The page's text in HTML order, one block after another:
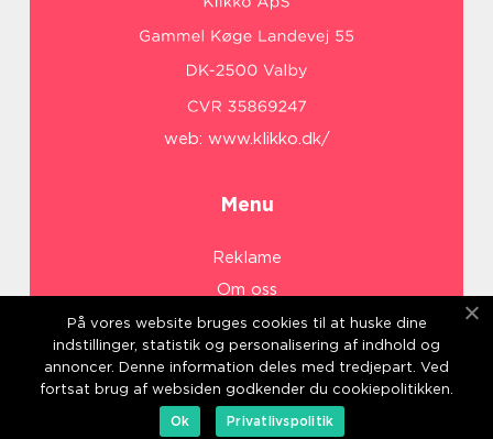
web: www.klikko.dk/
Menu
Reklame
Om oss
Cookies
Kontakt Oss
Sitemap
På vores website bruges cookies til at huske dine
indstillinger, statistik og personalisering af indhold og
annoncer. Denne information deles med tredjepart. Ved
fortsat brug af websiden godkender du cookiepolitikken.
Ok
Privatlivspolitik